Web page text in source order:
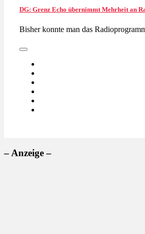
DG: Grenz Echo übernimmt Mehrheit an
Bisher konnte man das
– Anzeige –